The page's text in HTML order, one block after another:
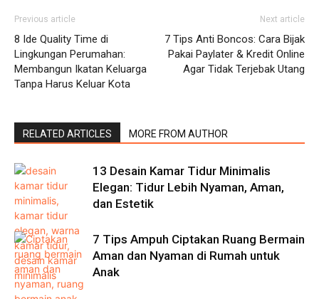
Previous article
8 Ide Quality Time di
Lingkungan Perumahan:
Membangun Ikatan Keluarga
Tanpa Harus Keluar Kota
Next article
7 Tips Anti Boncos: Cara Bijak
Pakai Paylater & Kredit Online
Agar Tidak Terjebak Utang
RELATED ARTICLES MORE FROM AUTHOR
13 Desain Kamar Tidur Minimalis
Elegan: Tidur Lebih Nyaman, Aman,
dan Estetik
7 Tips Ampuh Ciptakan Ruang Bermain
Aman dan Nyaman di Rumah untuk
Anak